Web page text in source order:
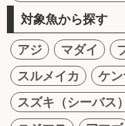
対象魚から探す
アジ マダイ
スルメイカ
ケ
スズキ（シーバス）